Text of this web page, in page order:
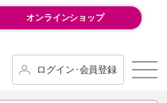
オンラインショップ
ログイン･会員登録